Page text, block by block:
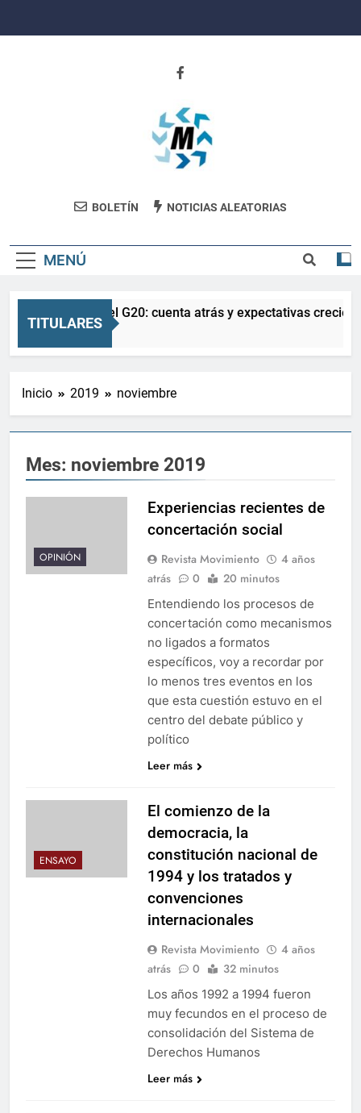
Revista
BOLETÍN NOTICIAS ALEATORIAS
MENÚ
TITULARES
La Salud en el G20: cuenta atrás y expectativas
3 Meses Atrás
Inicio 2019 noviembre
Mes: noviembre 2019
OPINIÓN
Experiencias recientes de
concertación social
Revista Movimiento
4 años
atrás
0 20 minutos
Entendiendo los procesos de
concertación como mecanismos
no ligados a formatos
específicos, voy a recordar por
lo menos tres eventos en los
que esta cuestión estuvo en el
centro del debate público y
político
Leer más
ENSAYO
El comienzo de la
democracia, la
constitución nacional de
1994 y los tratados y
convenciones
internacionales
Revista Movimiento
4 años
atrás
0 32 minutos
Los años 1992 a 1994 fueron
muy fecundos en el proceso de
consolidación del Sistema de
Derechos Humanos
Leer más